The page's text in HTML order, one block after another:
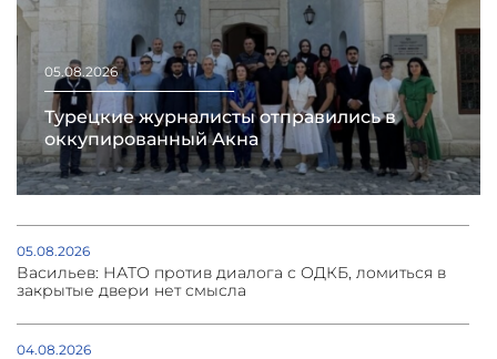
05.08.2026
Турецкие журналисты отправились в
оккупированный Акна
05.08.2026
Васильев: НАТО против диалога с ОДКБ, ломиться в
закрытые двери нет смысла
04.08.2026